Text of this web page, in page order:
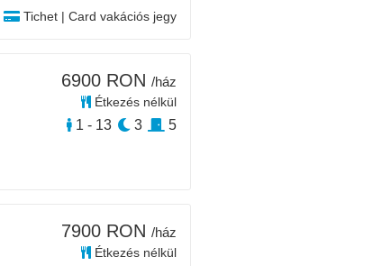
Tichet | Card vakációs jegy
6900 RON /ház
Étkezés nélkül
1 - 13 3 5
7900 RON /ház
Étkezés nélkül